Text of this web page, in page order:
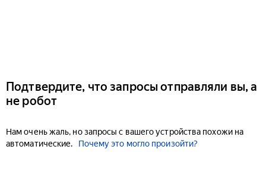
Подтвердите, что запросы отправляли вы, а
не робот
Нам очень жаль, но запросы с вашего устройства похожи на
автоматические.
Почему это могло произойти?